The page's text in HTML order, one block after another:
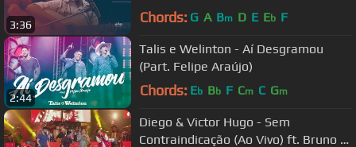
3:36 Chords: G A Bm D E Eb F
2:44
Talis e Welinton - Aí Desgramou
(Part. Felipe Araújo)
Chords: Eb Bb F Cm C Gm
Diego & Victor Hugo - Sem
Contraindicação (Ao Vivo) ft. Bruno &